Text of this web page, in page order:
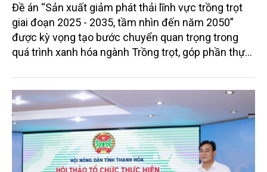
Đề án “Sản xuất giảm phát thải lĩnh vực trồng trọt
giai đoạn 2025 - 2035, tầm nhìn đến năm 2050”
được kỳ vọng tạo bước chuyển quan trọng trong
quá trình xanh hóa ngành Trồng trọt, góp phần thực
đồng thời mở ra cơ hội hình thành thị trường sản
phẩm phát thải thấp và tín chỉ carbon trong nông
nghiệp.